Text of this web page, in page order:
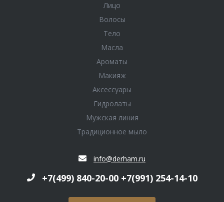
Лицо
Волосы
Тело
Масла
Ароматы
Макияж
Аксессуары
Гидролаты
Мужская линия
Традиционное мыло
info@derham.ru
+7(499) 840-20-00 +7(991) 254-14-10